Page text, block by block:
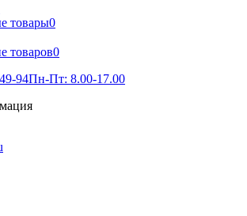
товары0
товаров0
94Пн-Пт: 8.00-17.00